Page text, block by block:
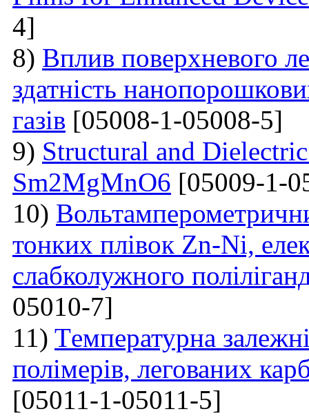
4]
8) Вплив поверхневого
здатність
газів [05008-1-05008-5]
9) Structural and
Sm2MgMnO6 [05009-1-
10)
тонких плівок Zn-Ni,
слабколужного
05010-7]
11) Tемпературна
полімерів, легованих
[05011-1-05011-5]